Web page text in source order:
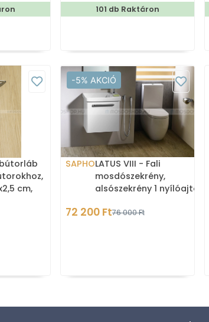
101 db Raktáron
cm,
-5% AKCIÓ
SAPHOLATUS VIII - Fali
mosdószekrény,
alsószekrény 1 nyílóajtóval
fehér MDF
72 200 Ft76 000 Ft